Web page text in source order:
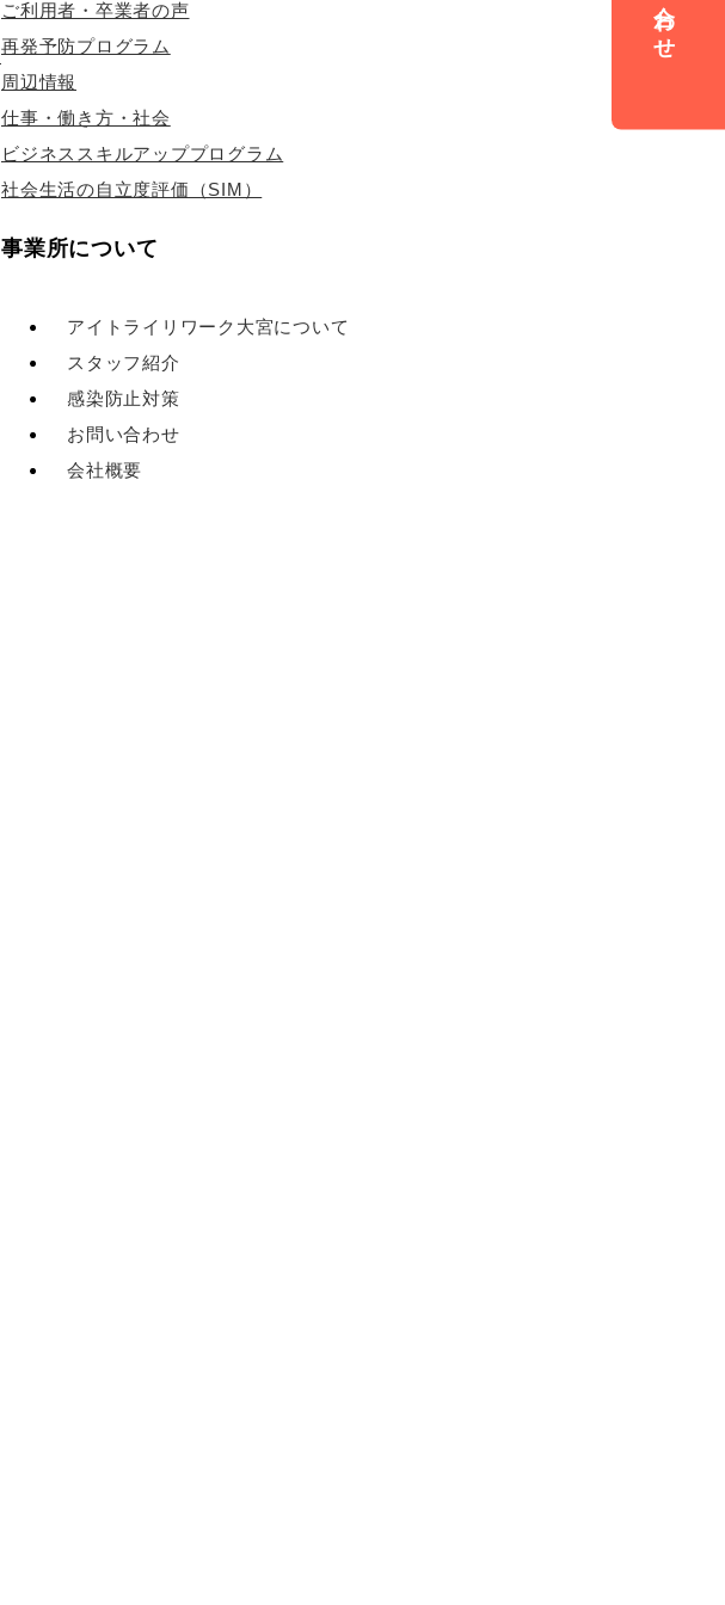
ご利用者・卒業者の声
再発予防プログラム
周辺情報
仕事・働き方・社会
ビジネススキルアッププログラム
社会生活の自立度評価（SIM）
事業所について
アイトライリワーク大宮について
スタッフ紹介
感染防止対策
お問い合わせ
会社概要